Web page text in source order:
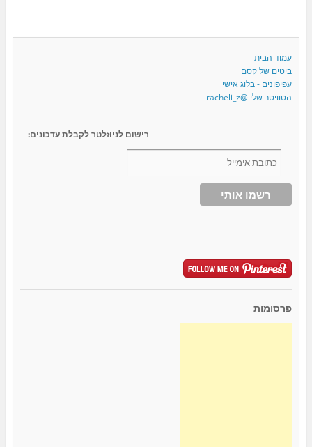
עמוד הבית
ביטים של קסם
עפיפונים - בלוג אישי
הטוויטר שלי @racheli_z
רישום לניוזלטר לקבלת עדכונים:
פרסומות